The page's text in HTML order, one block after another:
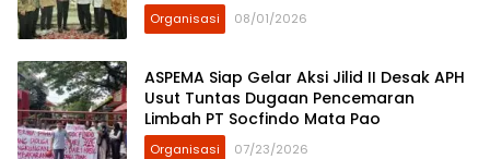
Organisasi 08/01/2026
ASPEMA Siap Gelar Aksi Jilid II Desak APH
Usut Tuntas Dugaan Pencemaran
Limbah PT Socfindo Mata Pao
Organisasi 07/23/2026